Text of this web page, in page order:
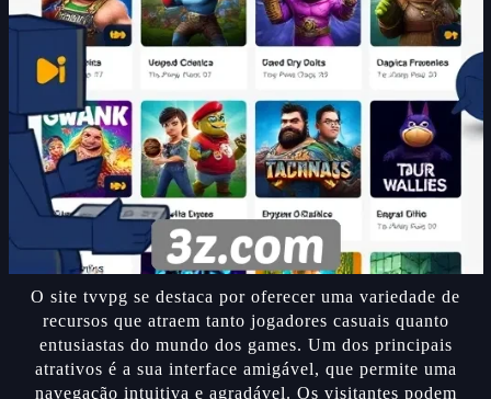
O site tvvpg se destaca por oferecer uma variedade de
recursos que atraem tanto jogadores casuais quanto
entusiastas do mundo dos games. Um dos principais
atrativos é a sua interface amigável, que permite uma
navegação intuitiva e agradável. Os visitantes podem